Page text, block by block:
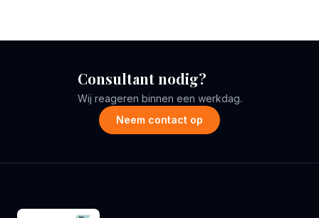
Consultant nodig?
Wij reageren binnen een werkdag.
Neem contact op